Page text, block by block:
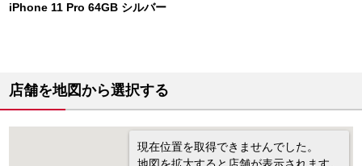
iPhone 11 Pro 64GB シルバー
店舗を地図から選択する
現在位置を取得できませんでした。